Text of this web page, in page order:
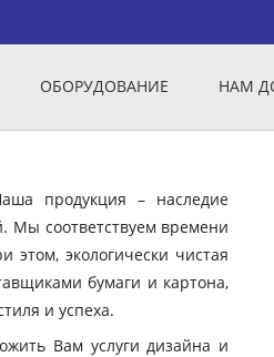
ОБОРУДОВАНИЕ НАМ
продукция – наследие
Мы соответствуем времени
этом, экологически чистая
бумаги и картона,
и успеха.
Вам услуги дизайна и